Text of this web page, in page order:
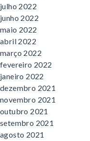
julho 2022
junho 2022
maio 2022
abril 2022
março 2022
fevereiro 2022
janeiro 2022
dezembro 2021
novembro 2021
outubro 2021
setembro 2021
agosto 2021